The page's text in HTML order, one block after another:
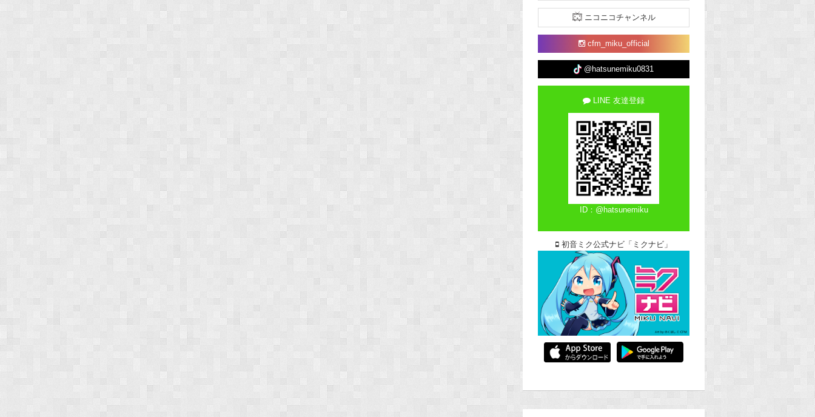
ニコニコチャンネル
cfm_miku_official
@hatsunemiku0831
LINE 友達登録
ID：@hatsunemiku
初音ミク公式ナビ「ミクナビ」